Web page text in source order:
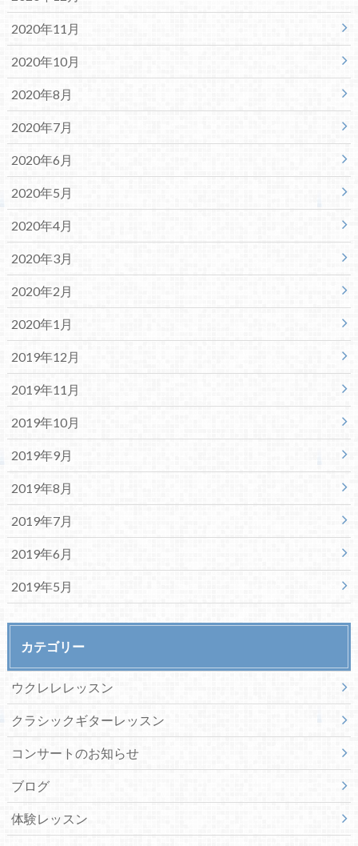
2020年11月
2020年10月
2020年8月
2020年7月
2020年6月
2020年5月
2020年4月
2020年3月
2020年2月
2020年1月
2019年12月
2019年11月
2019年10月
2019年9月
2019年8月
2019年7月
2019年6月
2019年5月
カテゴリー
ウクレレレッスン
クラシックギターレッスン
コンサートのお知らせ
ブログ
体験レッスン